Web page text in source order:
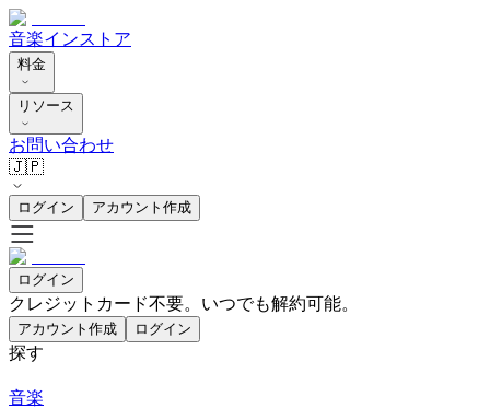
音楽インストア
料金
リソース
お問い合わせ
🇯🇵
ログイン アカウント作成
ログイン
クレジットカード不要。いつでも解約可能。
アカウント作成 ログイン
探す
音楽